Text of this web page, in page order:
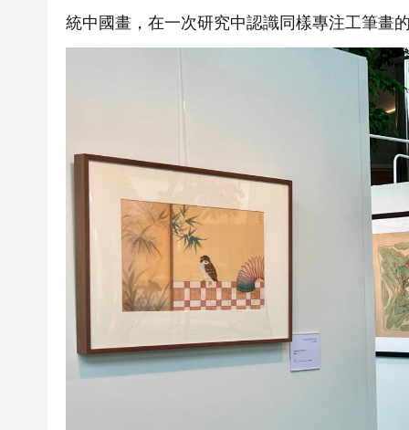
統中國畫，在一次研究中認識同樣專注工筆畫